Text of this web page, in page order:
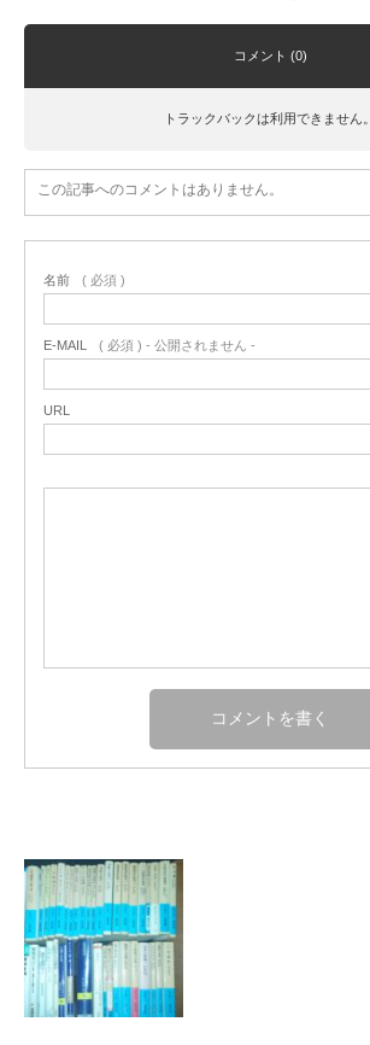
コメント (0)
トラックバックは利用できません。
この記事へのコメントはありません。
名前 ( 必須 )
E-MAIL ( 必須 ) - 公開されません -
URL